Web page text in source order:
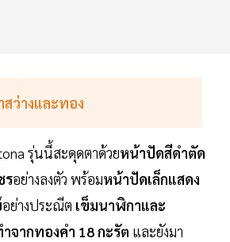
ว่างและทอง
รุ่นนี้สะดุดตาด้วยหน้าปัดสีดำตัด
รอย่างลงตัว พร้อมหน้าปัดเล็กแสดง
อย่างประณีต เข็มนาฬิกาและ
จากทองคำ 18 กะรัต และยังมา